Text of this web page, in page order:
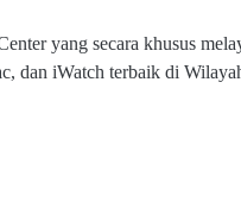
yang secara khusus
dan iWatch terbaik di